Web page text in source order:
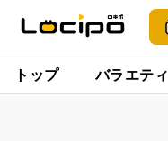
トップ バラエティ